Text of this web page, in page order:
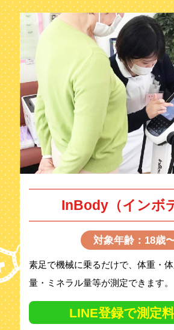
InBody（インボ
対象年齢：18歳
素足で機械に乗るだけで、体重・
量・ミネラル量等が測定できます。
LINE登録で測定